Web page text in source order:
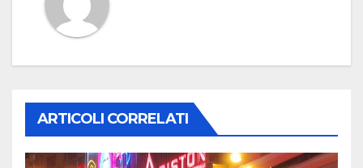
ARTICOLI CORRELATI